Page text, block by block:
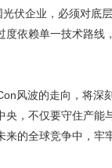
伏企业，必须对底
依赖单一技术路线
风波的走向，将深
，不仅要守住产能
的全球竞争中，牢